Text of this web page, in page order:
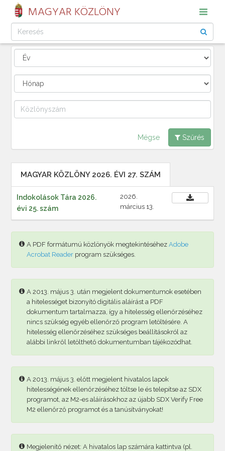
MAGYAR KÖZLÖNY
Mégse Szűrés
MAGYAR KÖZLÖNY 2026. ÉVI 27. SZÁM
Indokolások Tára 2026.
évi 25. szám
2026.
március 13.
A PDF formátumú közlönyök megtekintéséhezAdobe
Acrobat Reader program szükséges.
A 2013. május 3. után megjelent dokumentumok esetében
a hitelességet bizonyító digitális aláírást a PDF
dokumentum tartalmazza, így a hitelesség ellenőrzéséhez
nincs szükség egyéb ellenőrző program letöltésére. A
hitelesség ellenőrzéséhez szükséges beállításokról az
alábbi linkről letölthető dokumentumban tájékozódhat.
A 2013. május 3. előtt megjelent hivatalos lapok
hitelességének ellenőrzéséhez töltse le és telepítse az SDX
programot, az M2-es aláírásokhoz az újabb SDX Verify Free
M2 ellenőrző programot és a tanúsítványokat!
Megjelenítő nézet: A hivatalos lap számára kattintva (pl.